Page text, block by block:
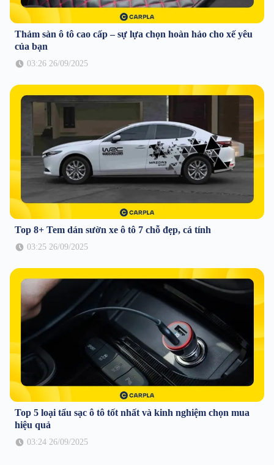
Thảm sàn ô tô cao cấp – sự lựa chọn hoàn hảo cho xế yêu
của bạn
03:26 26/09/2025
Top 8+ Tem dán sườn xe ô tô 7 chỗ đẹp, cá tính
03:25 26/09/2025
Top 5 loại tẩu sạc ô tô tốt nhất và kinh nghiệm chọn mua
hiệu quả
03:24 26/09/2025